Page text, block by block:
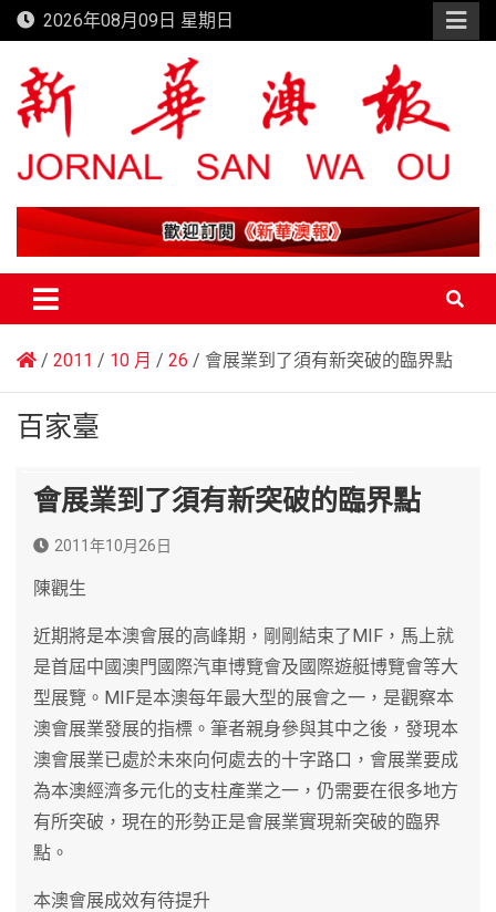
Skip
to
content
2026年08月09日 星期日
新華澳報
2011 10 月 26 會展業到了須有新突破的臨界點
百家臺
會展業到了須有新突破的臨界點
2011年10月26日
陳觀生
近期將是本澳會展的高峰期，剛剛結束了MIF，馬上就
是首屆中國澳門國際汽車博覽會及國際遊艇博覽會等大
型展覽。MIF是本澳每年最大型的展會之一，是觀察本
澳會展業發展的指標。筆者親身參與其中之後，發現本
澳會展業已處於未來向何處去的十字路口，會展業要成
為本澳經濟多元化的支柱產業之一，仍需要在很多地方
有所突破，現在的形勢正是會展業實現新突破的臨界
點。
本澳會展成效有待提升